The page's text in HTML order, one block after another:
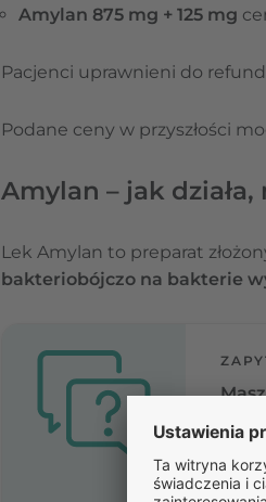
Amylan 875 mg + 125 mg
Pacjenci uprawnieni do
Podane ceny w przyszłości
Amylan – jak
Lek Amylan to preparat
bakteriobójczo na bakterie